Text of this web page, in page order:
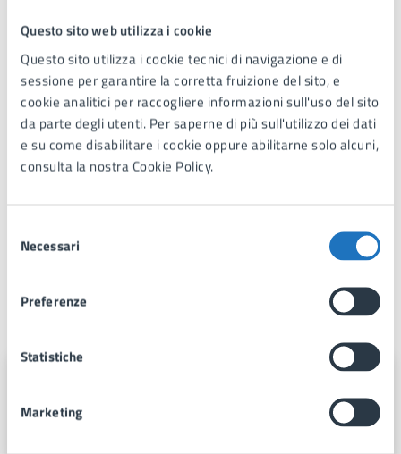
Questo sito web utilizza i cookie
Questo sito utilizza i cookie tecnici di navigazione e di
sessione per garantire la corretta fruizione del sito, e
cookie analitici per raccogliere informazioni sull'uso del sito
da parte degli utenti. Per saperne di più sull'utilizzo dei dati
e su come disabilitare i cookie oppure abilitarne solo alcuni,
consulta la nostra Cookie Policy.
delNecessari
Preferenze
Statistiche
Marketing
Guida operativa OMNIBUS per le iscrizioni.pdf
Manuale OMNIBUS per effettuare i pagamenti.pdf
SCOLASTICA - A.S. 2025-2026 - AVVISO
.pdf
Via Fra Benedetto Margarito, 1, 74024